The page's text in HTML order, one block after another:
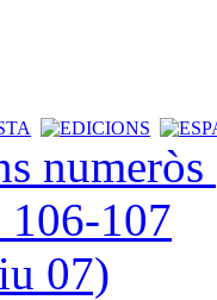
106-107
07)